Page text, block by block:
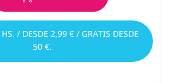
/ DESDE 2,99 € / GRATIS DESDE
50 €.